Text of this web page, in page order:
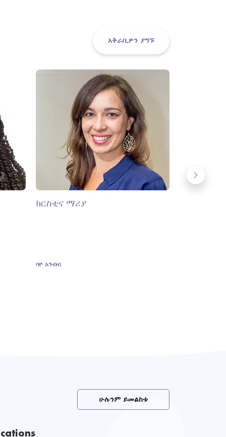
አቅራቢዎን ያግኙ
ክርስቲና ማሪያ
ባዮ አንብብ
ሁሉንም ይመልከቱ